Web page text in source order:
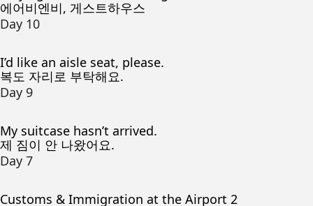
에어비엔비, 게스트하우스
Day 10
I’d like an aisle seat, please.
복도 자리로 부탁해요.
Day 9
My suitcase hasn’t arrived.
제 짐이 안 나왔어요.
Day 7
Customs & Immigration at the Airport 2